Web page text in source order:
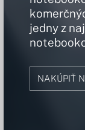
jedny z
NAKÚPIŤ